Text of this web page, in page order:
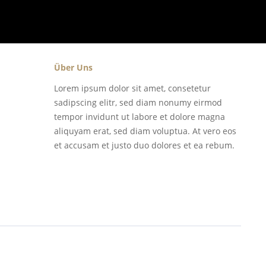
Über Uns
Lorem ipsum dolor sit amet, consetetur
sadipscing elitr, sed diam nonumy eirmod
tempor invidunt ut labore et dolore magna
aliquyam erat, sed diam voluptua. At vero eos
et accusam et justo duo dolores et ea rebum.